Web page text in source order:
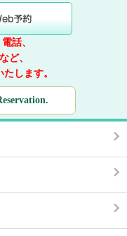
話、
ど、
します。